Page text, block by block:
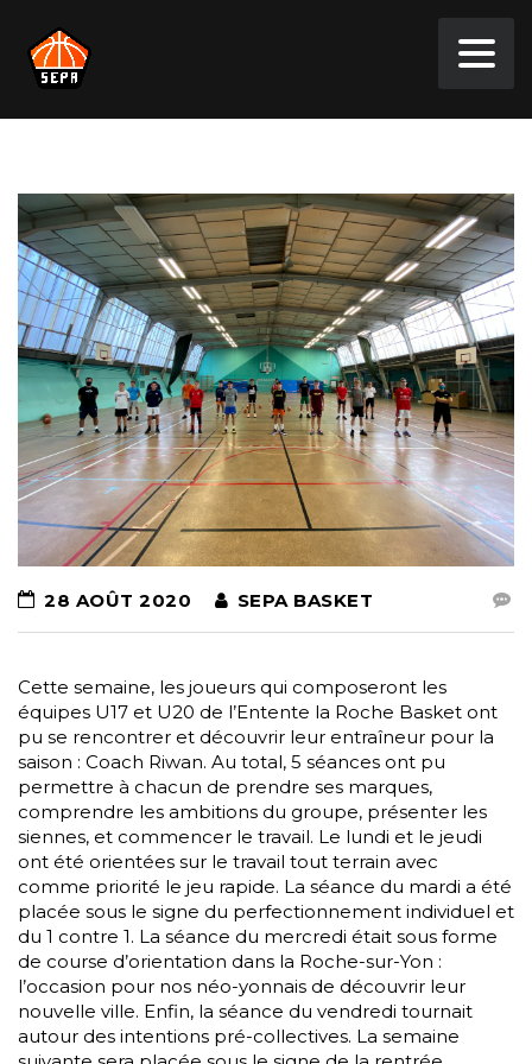
28 AOÛT 2020 SEPA BASKET
Cette semaine, les joueurs qui composeront les
équipes U17 et U20 de l’Entente la Roche Basket ont
pu se rencontrer et découvrir leur entraîneur pour la
saison : Coach Riwan. Au total, 5 séances ont pu
permettre à chacun de prendre ses marques,
comprendre les ambitions du groupe, présenter les
siennes, et commencer le travail. Le lundi et le jeudi
ont été orientées sur le travail tout terrain avec
comme priorité le jeu rapide. La séance du mardi a été
placée sous le signe du perfectionnement individuel et
du 1 contre 1. La séance du mercredi était sous forme
de course d’orientation dans la Roche-sur-Yon :
l’occasion pour nos néo-yonnais de découvrir leur
nouvelle ville. Enfin, la séance du vendredi tournait
autour des intentions pré-collectives. La semaine